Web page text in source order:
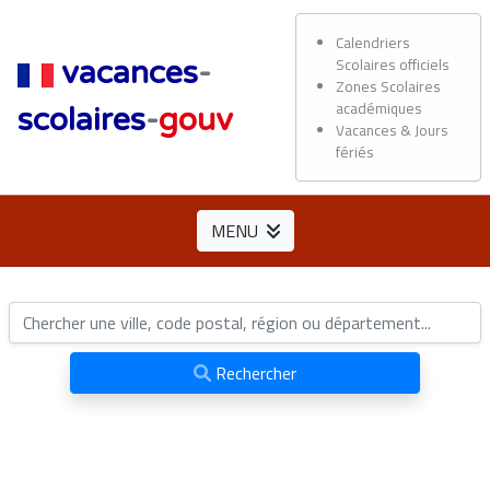
vacances-
scolaires-gouv
Calendriers
Scolaires officiels
Zones Scolaires
académiques
Vacances & Jours
fériés
MENU
Rechercher